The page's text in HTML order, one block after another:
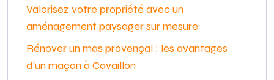
Valorisez votre propriété avec un
aménagement paysager sur mesure
Rénover un mas provençal : les avantages
d’un maçon à Cavaillon